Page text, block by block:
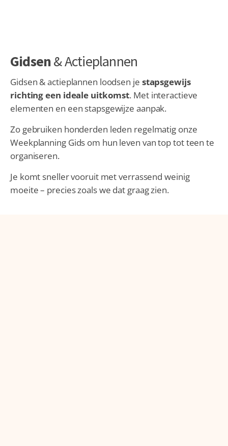
Gidsen& Actieplannen
Gidsen & actieplannen loodsen je stapsgewijs
richting een ideale uitkomst. Met interactieve
elementen en een stapsgewijze aanpak.
Zo gebruiken honderden leden regelmatig onze
Weekplanning Gids om hun leven van top tot teen te
organiseren.
Je komt sneller vooruit met verrassend weinig
moeite – precies zoals we dat graag zien.